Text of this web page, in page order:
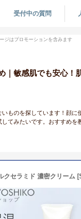
受付中の質問
ジはプロモーションを含みます
｜敏感肌でも安心！
ものを探しています！顔に
てみたいです。おすすめ